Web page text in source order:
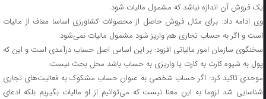
یک فروش آن اندازه نباشد که مشمول مالیات شود.
وی ادامه داد: برای مثال فروش حاصل از محصولات کشاورزی اساسا معاف از مالیات
است و اگر به حساب تجاری هم واریز شود مشمول مالیات نمی‌شود.
سخنگوی سازمان امور مالیاتی افزود: بر این اساس اصل حساب درآمدی است و این که
پول به شیوه کارت به کارت یا واریزی به حساب باشد محل بحث نیست.
موحدی تاکید کرد: اگر حساب شخصی به عنوان حساب مشکوک به فعالیت‌های تجاری
شناسایی شد لزوما به این معنا نیست که می‌توانیم از او مالیات بگیریم بلکه ادعای